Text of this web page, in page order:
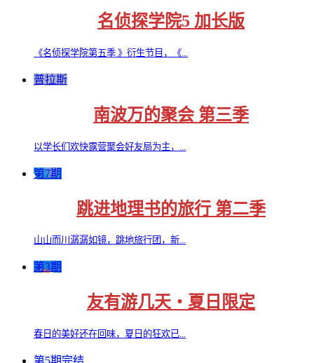
名侦探学院5 加长版
《名侦探学院第五季 》衍生节目，《...
普拉斯
南波万的聚会 第三季
以学长们欢快露营聚会好友局为主，...
第7期
跳进地理书的旅行 第二季
山山而川潺潺如镜，跳地旅行团，新...
第3期
友有游几天・夏日限定
春日的美好还在回味，夏日的狂欢已...